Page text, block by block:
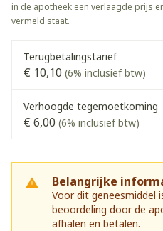
in de apotheek een verlaagde prijs
vermeld staat.
Terugbetalingstarief
€ 10,10 (6% inclusief btw)
Verhoogde tegemoetkoming
€ 6,00 (6% inclusief btw)
Belangrijke
Voor dit geneesmiddel
beoordeling door de
afhalen en betalen.